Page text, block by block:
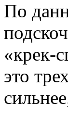
По
«крек-
это